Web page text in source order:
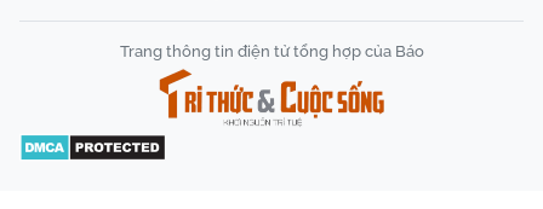
Trang thông tin điện tử tổng hợp của Báo